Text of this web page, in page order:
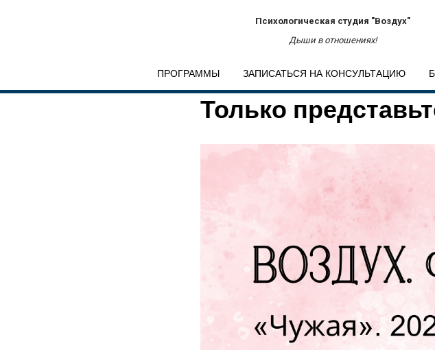
Психологическая студия "Воздух"
Дыши в отношениях!
ПРОГРАММЫ ЗАПИСАТЬСЯ НА КОНСУЛЬТАЦИЮ
Только